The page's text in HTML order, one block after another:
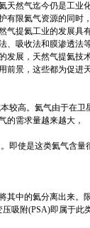
然气迄今仍是工业
有限氦气资源的同时
气提氦工业的发展具
、吸收法和膜渗透法
发展，天然气提氦技
前景，这些都为促进
较高。氦气由于在卫
的需求量越来越大，
即使是这类氦气含量
中的氦分离出来。
吸附(PSA)即属于此